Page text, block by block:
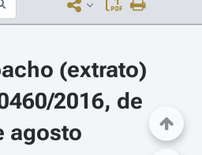
(extrato)
2016, de
agosto